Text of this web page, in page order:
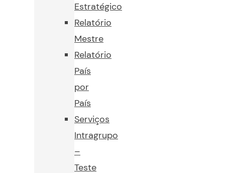
Estratégico
Relatório
Mestre
Relatório
País
por
País
Serviços
Intragrupo
–
Teste